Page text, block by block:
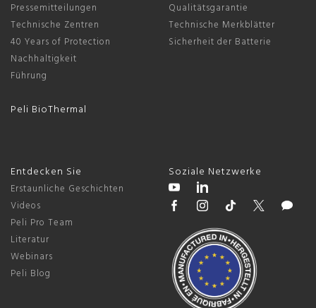
Pressemitteilungen
Technische Zentren
40 Years of Protection
Nachhaltigkeit
Führung
Peli BioThermal
Qualitätsgarantie
Technische Merkblätter
Sicherheit der Batterie
Entdecken Sie
Erstaunliche Geschichten
Videos
Peli Pro Team
Literatur
Webinars
Peli Blog
Soziale Netzwerke